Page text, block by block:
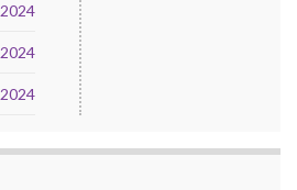
2024
2024
2024